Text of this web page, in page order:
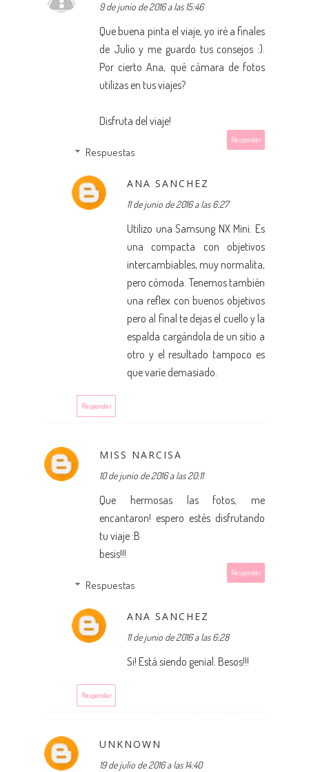
9 de junio de 2016 a las 15:46
Que buena pinta el viaje, yo iré a finales
de Julio y me guardo tus consejos :).
Por cierto Ana, qué cámara de fotos
utilizas en tus viajes?
Disfruta del viaje!
Responder
Respuestas
ANA SANCHEZ
11 de junio de 2016 a las 6:27
Utilizo una Samsung NX Mini. Es
una compacta con objetivos
intercambiables, muy normalita,
pero cómoda. Tenemos también
una reflex con buenos objetivos
pero al final te dejas el cuello y la
espalda cargándola de un sitio a
otro y el resultado tampoco es
que varíe demasiado.
Responder
MISS NARCISA
10 de junio de 2016 a las 20:11
Que hermosas las fotos, me
encantaron! espero estés disfrutando
tu viaje :B
besis!!!
Responder
Respuestas
ANA SANCHEZ
11 de junio de 2016 a las 6:28
Si! Está siendo genial. Besos!!!
Responder
UNKNOWN
19 de julio de 2016 a las 14:40